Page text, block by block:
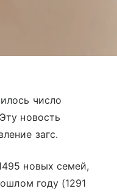
число
новость
загс.
новых семей,
году (1291